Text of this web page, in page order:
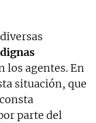
los agentes. En
situación, que
parte del